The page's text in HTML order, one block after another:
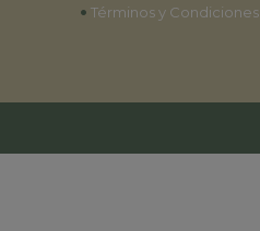
• Términos y Condiciones